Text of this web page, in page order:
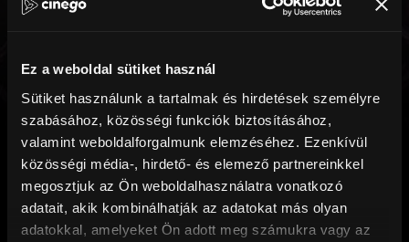
Ez a weboldal sütiket használ
Sütiket használunk a tartalmak és hirdetések személyre
szabásához, közösségi funkciók biztosításához,
valamint weboldalforgalmunk elemzéséhez. Ezenkívül
közösségi média-, hirdető- és elemező partnereinkkel
megosztjuk az Ön weboldalhasználatra vonatkozó
adatait, akik kombinálhatják az adatokat más olyan
adatokkal, amelyeket Ön adott meg számukra vagy az